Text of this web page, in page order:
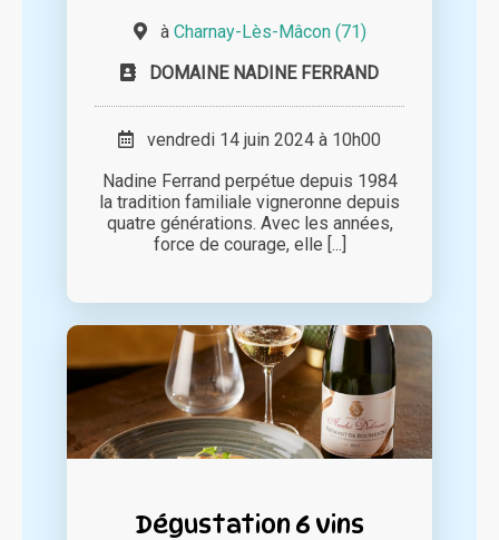
à Charnay-Lès-Mâcon (71)
DOMAINE NADINE FERRAND
vendredi 14 juin 2024 à 10h00
Nadine Ferrand perpétue depuis 1984
la tradition familiale vigneronne depuis
quatre générations. Avec les années,
force de courage, elle [...]
Dégustation 6 vins